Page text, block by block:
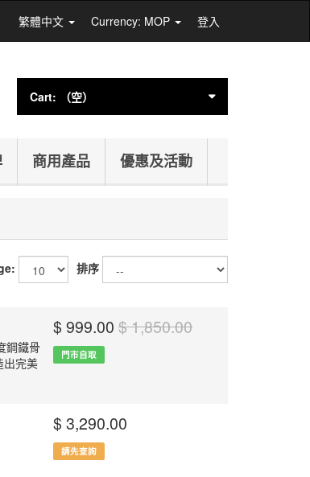
繁體中文 Currency: MOP 登入
Cart: （空）
商用產品 優惠及活動
排序
鋼鐵骨
出完美
$ 999.00$ 1,850.00
門市自取
$ 3,290.00
請先查詢